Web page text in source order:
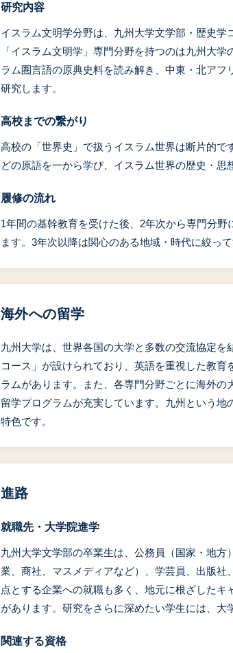
研究内容
イスラム文明学分野は、九州大学文学部・歴史
「イスラム文明学」専門分野を持つのは九州大
ラム圏言語の原典史料を読み解き、中東・北ア
研究します。
高校までの繋がり
高校の「世界史」で扱うイスラム世界は断片的
どの原語を一から学び、イスラム世界の歴史・思
履修の流れ
1年間の基幹教育を受けた後、2年次から専門分
ます。3年次以降は関心のある地域・時代に絞っ
海外への留学
九州大学は、世界各国の大学と多数の交流協定
コース」が設けられており、英語を重視した教
ラムがあります。また、各専門分野ごとに海外
留学プログラムが充実しています。九州という
特色です。
進路
就職先・大学院進学
九州大学文学部の卒業生は、公務員（国家・地
業、商社、マスメディアなど）、学芸員、出版
点とする企業への就職も多く、地元に根ざした
があります。研究をさらに深めたい学生には、大
関連する資格